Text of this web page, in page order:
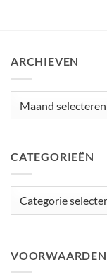
ARCHIEVEN
CATEGORIEËN
VOORWAARDEN